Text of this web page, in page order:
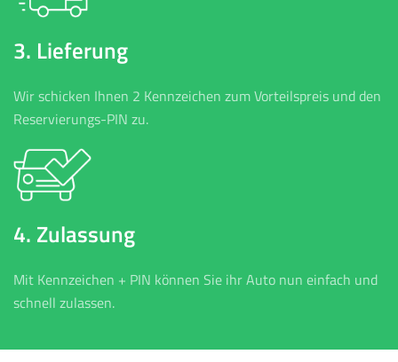
3. Lieferung
Wir schicken Ihnen 2 Kennzeichen zum Vorteilspreis und den
Reservierungs-PIN zu.
4. Zulassung
Mit Kennzeichen + PIN können Sie ihr Auto nun einfach und
schnell zulassen.